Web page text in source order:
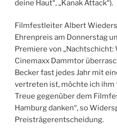
deine Haut“, „Kanak Attack“).
Filmfestleiter Albert
Ehrenpreis am Donnerstag
Premiere von „Nachtschicht:
Cinemaxx Dammtor
Becker fast jedes Jahr mit
vertreten ist, möchte ich
Treue gegenüber dem
Hamburg danken“, so
Preisträgerentscheidung.